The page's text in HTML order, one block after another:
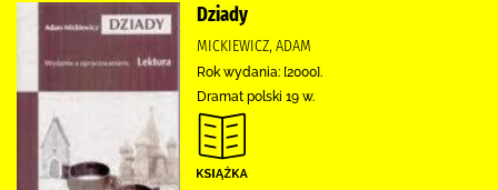
Dziady
MICKIEWICZ, ADAM
Rok wydania: [2000].
Dramat polski 19 w.